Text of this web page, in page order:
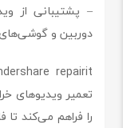
– پشتیبانی از
دوربین و
تعمیر ویدیوهای
را فراهم می‌کند